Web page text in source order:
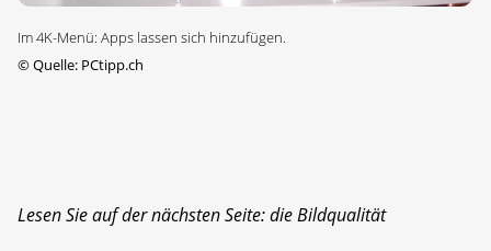
Im 4K-Menü: Apps lassen sich hinzufügen.
©Quelle: PCtipp.ch
Lesen Sie auf der nächsten Seite: die Bildqualität